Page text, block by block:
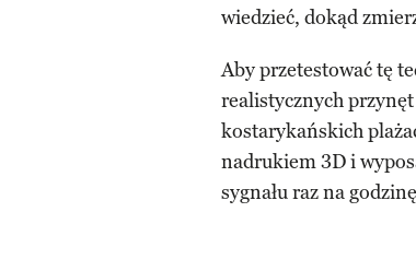
wiedzieć, dokąd
Aby przetestować tę
realistycznych
kostarykańskich
nadrukiem 3D i
sygnału raz na